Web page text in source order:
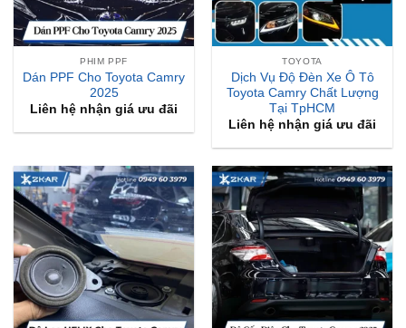
PHIM PPF
Dán PPF Cho Toyota Camry
2025
Liên hệ nhận giá ưu đãi
TOYOTA
Dịch Vụ Độ Đèn Xe Ô Tô
Toyota Camry Chất Lượng
Tại TpHCM
Liên hệ nhận giá ưu đãi